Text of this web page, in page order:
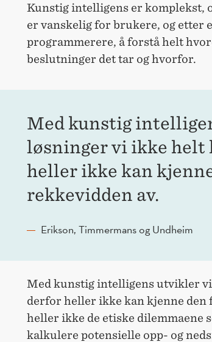
Kunstig intelligens er komplekst,
er vanskelig for brukere, og etter
programmerere, å forstå helt
beslutninger det tar og hvorfor.
Med kunstig
løsninger vi ikke helt
heller ikke kan
rekkevidden av.
Erikson, Timmermans og Undheim
Med kunstig intelligens utvikler
derfor heller ikke kan kjenne den
heller ikke de etiske dilemmaene
kalkulere potensielle opp- og